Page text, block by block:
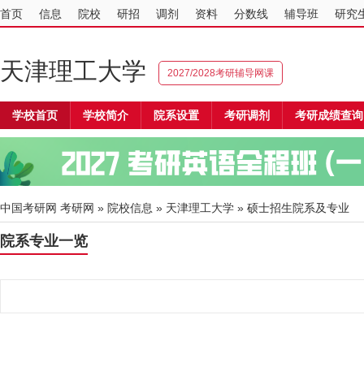
首页 信息 院校 研招 调剂 资料 分数线 辅导班 研究
天津理工大学 2027/2028考研辅导网课
学校首页 学校简介 院系设置 考研调剂 考研成绩查询
中国考研网 考研网 » 院校信息 » 天津理工大学 » 硕士招生院系及专业
院系专业一览